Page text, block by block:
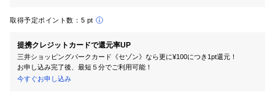
取得予定ポイント数： 5 pt
提携クレジットカードで還元率UP
三井ショッピングパークカード《セゾン》なら更に¥100につき1pt還元！
お申し込み完了後、最短５分でご利用可能！
今すぐお申し込み